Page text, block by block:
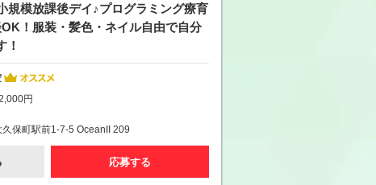
規模放課後デイ♪プログラミング療育
！服装・髪色・ネイル自由で自分
！
円
保町駅前1-7-5 OceanII 209
応募する